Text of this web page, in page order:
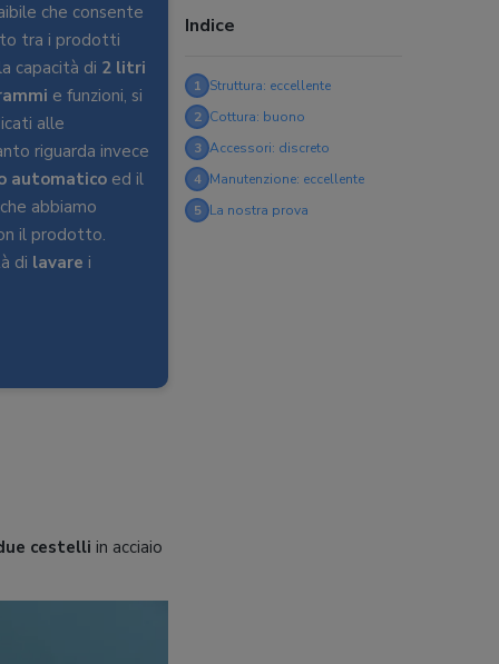
Indice
1 Struttura: eccellente
2 Cottura: buono
3 Accessori: discreto
4 Manutenzione: eccellente
5 La nostra prova
che consente
tra i prodotti
capacità di 2 litri
e funzioni, si
alle
riguarda invece
automatico ed il
abbiamo
il prodotto.
di lavare i
cestelli in acciaio